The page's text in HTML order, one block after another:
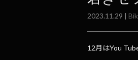
2023.11.29 |
12月はYou